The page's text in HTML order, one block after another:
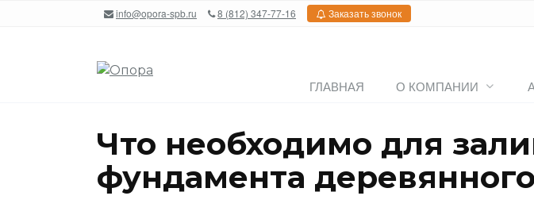
info@opora-spb.ru 8 (812) 347-77-16 Заказать звонок
ГЛАВНАЯ О КОМПАНИИ
Что необходимо для
фундамента